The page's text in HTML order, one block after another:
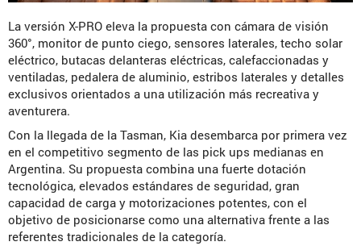
La versión X-PRO eleva la propuesta con cámara de visión
360°, monitor de punto ciego, sensores laterales, techo solar
eléctrico, butacas delanteras eléctricas, calefaccionadas y
ventiladas, pedalera de aluminio, estribos laterales y detalles
exclusivos orientados a una utilización más recreativa y
aventurera.
Con la llegada de la Tasman, Kia desembarca por primera vez
en el competitivo segmento de las pick ups medianas en
Argentina. Su propuesta combina una fuerte dotación
tecnológica, elevados estándares de seguridad, gran
capacidad de carga y motorizaciones potentes, con el
objetivo de posicionarse como una alternativa frente a las
referentes tradicionales de la categoría.